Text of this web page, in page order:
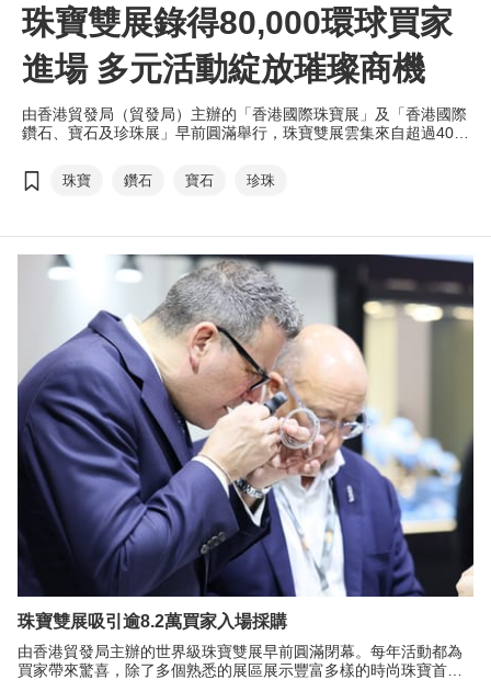
珠寶雙展錄得80,000環球買家
進場 多元活動綻放璀璨商機
由香港貿發局（貿發局）主辦的「香港國際珠寶展」及「香港國際
鑽石、寶石及珍珠展」早前圓滿舉行，珠寶雙展雲集來自超過40個
約80,000名買家親臨採購，其中來自菲律賓、韓國、澳洲和瑞士的
買家數目均錄得顯著增長。今年大會首設硬足金展館、竹山綠松石
珠寶 鑽石 寶石 珍珠
珠寶雙展吸引逾8.2萬買家入場採購
由香港貿發局主辦的世界級珠寶雙展早前圓滿閉幕。每年活動都為
買家帶來驚喜，除了多個熟悉的展區展示豐富多樣的時尚珠寶首飾